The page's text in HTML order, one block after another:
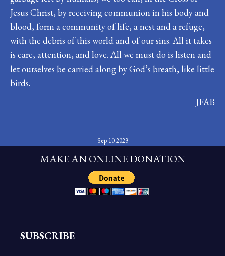
Jesus Christ, by receiving communion in his body and
blood, form a community of life, a nest and a refuge,
with the debris of this world and of our sins. All it takes
is care, attention, and love. All we must do is listen and
let ourselves be carried along by God’s breath, like little
birds.
JFAB
Sep 10 2023
MAKE AN ONLINE DONATION
SUBSCRIBE